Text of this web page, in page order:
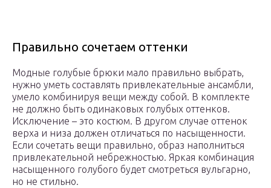
Правильно сочетаем оттенки
Модные голубые брюки мало правильно выбрать,
нужно уметь составлять привлекательные ансамбли,
умело комбинируя вещи между собой. В комплекте
не должно быть одинаковых голубых оттенков.
Исключение – это костюм. В другом случае оттенок
верха и низа должен отличаться по насыщенности.
Если сочетать вещи правильно, образ наполниться
привлекательной небрежностью. Яркая комбинация
насыщенного голубого будет смотреться вульгарно,
но не стильно.